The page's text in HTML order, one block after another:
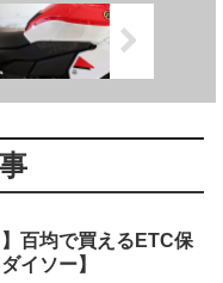
】百均で買えるETC保
イソー】